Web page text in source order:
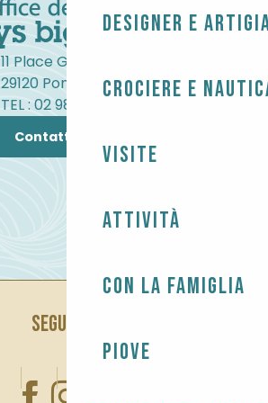
Designer e
Crociere e
Visite
Attività
Con la famiglia
Piove
11 Place Gambetta
29120 Pont-l'Abbé
TEL : 02 98 82 37 99
Contattateci
SEGUITECI